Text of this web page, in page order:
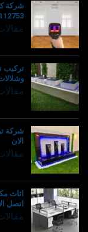
شركة
الان
اتصل